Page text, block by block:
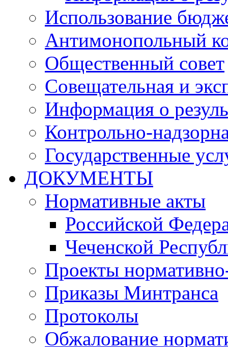
Использование
Антимонопольный
Общественный совет
Совещательная и
Информация о
Контрольно-
Государственные
ДОКУМЕНТЫ
Нормативные акты
Российской
Чеченской
Проекты
Приказы Минтранса
Протоколы
Обжалование